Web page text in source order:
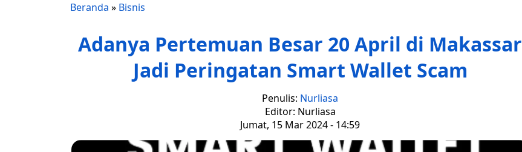
Beranda » Bisnis
Adanya Pertemuan Besar 20 April di Makassar
Jadi Peringatan Smart Wallet Scam
Penulis: Nurliasa
Editor: Nurliasa
Jumat, 15 Mar 2024 - 14:59